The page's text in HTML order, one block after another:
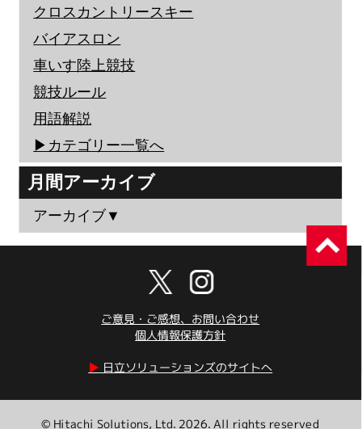
クロスカントリースキー
バイアスロン
車いす陸上競技
競技ルール
用語解説
▶︎カテゴリー一覧へ
月間アーカイブ
アーカイブ▼
ご意見・ご感想、お問い合わせ
個人情報保護方針
▶︎ 日立ソリューションズのサイトへ
© Hitachi Solutions, Ltd. 2026. All rights reserved